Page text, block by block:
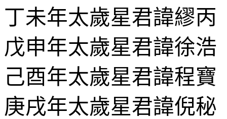
丁未年太歲星君諱繆
戊申年太歲星君諱徐浩
己酉年太歲星君諱程
庚戌年太歲星君諱倪